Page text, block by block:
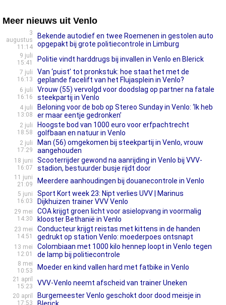
Meer nieuws uit Venlo
3
augustus
11:14
Bekende autodief en twee Roemenen in gestolen auto
opgepakt bij grote politiecontrole in Limburg
9 juli
15:41
Politie vindt harddrugs bij invallen in Venlo en Blerick
7 juli
16:13
Van ‘puist’ tot pronkstuk: hoe staat het met de
geplande facelift van het Flujasplein in Venlo?
6 juli
16:16
Vrouw (55) vervolgd voor doodslag op partner na fatale
steekpartij in Venlo
4 juli
13:08
Beloning voor de bob op Stereo Sunday in Venlo: ‘Ik heb
er maar eentje gedronken’
2 juli
18:58
Hoogste bod van 1000 euro voor erfpachtrecht
golfbaan en natuur in Venlo
2 juli
17:29
Man (56) omgekomen bij steekpartij in Venlo, vrouw
aangehouden
18 juni
16:07
Scooterrijder gewond na aanrijding in Venlo bij VVV-
stadion, bestuurder busje rijdt door
11 juni
21:09
Meerdere aanhoudingen bij douanecontrole in Venlo
5 juni
16:03
Sport Kort week 23: Nipt verlies UVV | Marinus
Dijkhuizen trainer VVV Venlo
29 mei
14:30
COA krijgt groen licht voor asielopvang in voormalig
klooster Bethanië in Venlo
23 mei
14:51
Conducteur krijgt reistas met kittens in de handen
gedrukt op station Venlo: moederpoes ontsnapt
13 mei
12:01
Colombiaan met 1000 kilo hennep loopt in Venlo tegen
de lamp bij politiecontrole
8 mei
10:53
Moeder en kind vallen hard met fatbike in Venlo
21 april
15:23
VVV-Venlo neemt afscheid van trainer Uneken
20 april
17:53
Burgemeester Venlo geschokt door dood meisje in